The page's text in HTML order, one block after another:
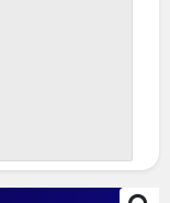
Çankırı